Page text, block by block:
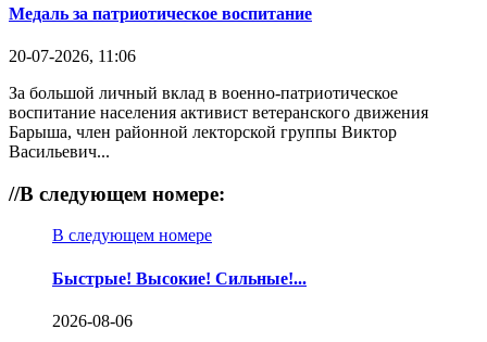
Медаль за патриотическое воспитание
20-07-2026, 11:06
За большой личный вклад в военно-патриотическое
воспитание населения активист ветеранского движения
Барыша, член районной лекторской группы Виктор
Васильевич...
//В следующем номере:
В следующем номере
Быстрые! Высокие! Сильные!...
2026-08-06